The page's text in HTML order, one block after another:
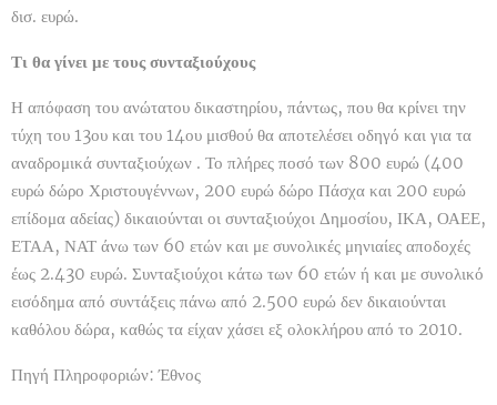
δισ. ευρώ.
Τι θα γίνει με τους συνταξιούχους
Η απόφαση του ανώτατου δικαστηρίου, πάντως, που θα κρίνει την
τύχη του 13ου και του 14ου μισθού θα αποτελέσει οδηγό και για τα
αναδρομικά συνταξιούχων . Το πλήρες ποσό των 800 ευρώ (400
ευρώ δώρο Χριστουγέννων, 200 ευρώ δώρο Πάσχα και 200 ευρώ
επίδομα αδείας) δικαιούνται οι συνταξιούχοι Δημοσίου, ΙΚΑ, ΟΑΕΕ,
ΕΤΑΑ, ΝΑΤ άνω των 60 ετών και με συνολικές μηνιαίες αποδοχές
έως 2.430 ευρώ. Συνταξιούχοι κάτω των 60 ετών ή και με συνολικό
εισόδημα από συντάξεις πάνω από 2.500 ευρώ δεν δικαιούνται
καθόλου δώρα, καθώς τα είχαν χάσει εξ ολοκλήρου από το 2010.
Πηγή Πληροφοριών: Έθνος